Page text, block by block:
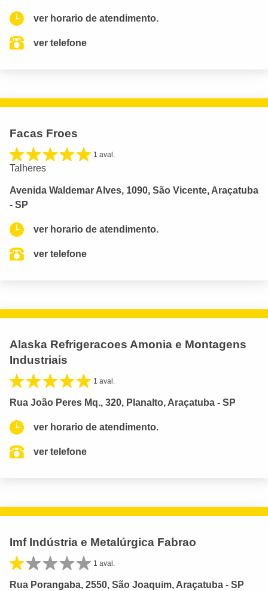
ver horario de atendimento.
ver telefone
Facas Froes
1 aval.
Talheres
Avenida Waldemar Alves, 1090, São Vicente, Araçatuba
- SP
ver horario de atendimento.
ver telefone
Alaska Refrigeracoes Amonia e Montagens
Industriais
1 aval.
Rua João Peres Mq., 320, Planalto, Araçatuba - SP
ver horario de atendimento.
ver telefone
Imf Indústria e Metalúrgica Fabrao
1 aval.
Rua Porangaba, 2550, São Joaquim, Araçatuba - SP